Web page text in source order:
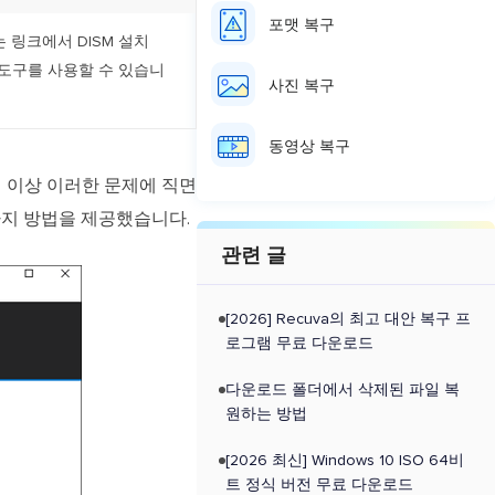
링크에서 DISM 설치
구를 사용할 수 있습니
상 이러한 문제에 직면
방법을 제공했습니다.
포맷 복구
사진 복구
동영상 복구
관련 글
[2026] Recuva의 최고 대안 복구 프
로그램 무료 다운로드
다운로드 폴더에서 삭제된 파일 복
원하는 방법
[2026 최신] Windows 10 ISO 64비
트 정식 버전 무료 다운로드